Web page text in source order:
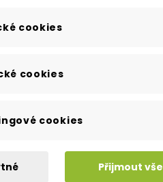
jazyka.
Machové 48 Beroun 266 01
info@englishbooks.cz
cookies
cookies
cookies
Přijmout vše